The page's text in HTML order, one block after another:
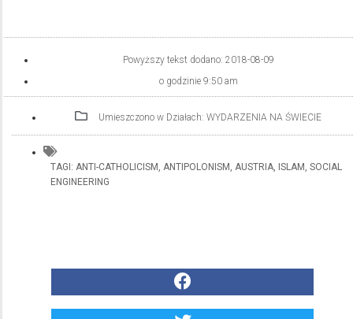
Powyższy tekst dodano: 2018-08-09
o godzinie 9:50 am
Umieszczono w Działach: WYDARZENIA NA ŚWIECIE
TAGI: ANTI-CATHOLICISM , ANTIPOLONISM , AUSTRIA, ISLAM , SOCIAL
ENGINEERING